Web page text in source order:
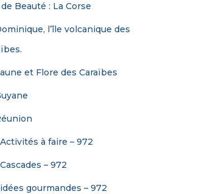
de Beauté : La Corse
l’île volcanique des
et Flore des Caraïbes
à faire – 972
– 972
gourmandes – 972